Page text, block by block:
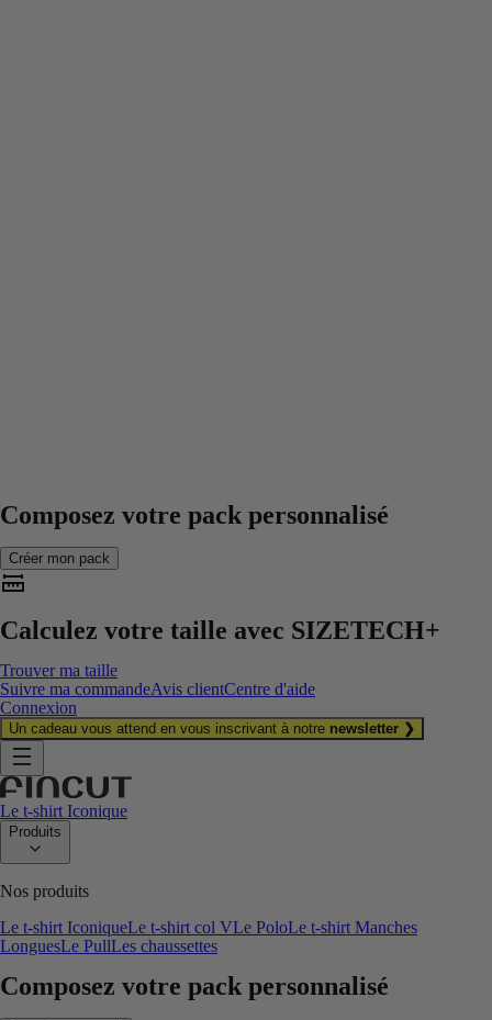
Composez votre pack personnalisé
Créer mon pack
Calculez votre taille avec SIZETECH+
Trouver ma taille
Suivre ma commandeAvis clientCentre d'aide
Connexion
Un cadeau vous attend en vous inscrivant à notre newsletter ❯
Le t-shirt Iconique
Produits
Nos produits
Le t-shirt IconiqueLe t-shirt col VLe PoloLe t-shirt Manches
LonguesLe PullLes chaussettes
Composez votre pack personnalisé